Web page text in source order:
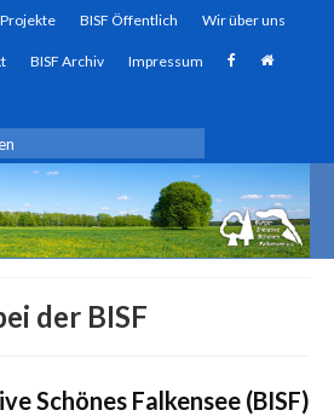
BISF Öffentlich Wir über uns
BISF Archiv Impressum
der BISF
Schönes Falkensee (BISF)